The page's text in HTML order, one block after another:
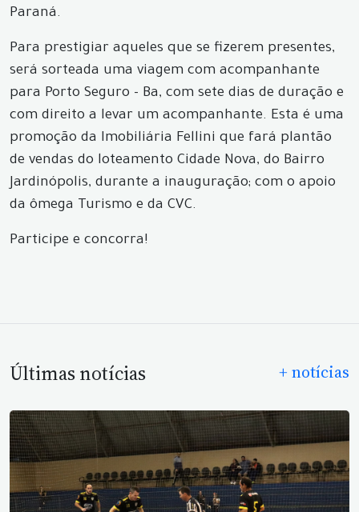
Paraná.
Para prestigiar aqueles que se fizerem presentes,
será sorteada uma viagem com acompanhante
para Porto Seguro - Ba, com sete dias de duração e
com direito a levar um acompanhante. Esta é uma
promoção da Imobiliária Fellini que fará plantão
de vendas do loteamento Cidade Nova, do Bairro
Jardinópolis, durante a inauguração; com o apoio
da ômega Turismo e da CVC.
Participe e concorra!
Últimas notícias + notícias